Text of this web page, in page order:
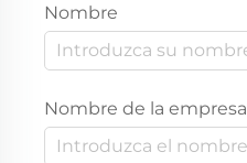
Nombre
Nombre de la empresa